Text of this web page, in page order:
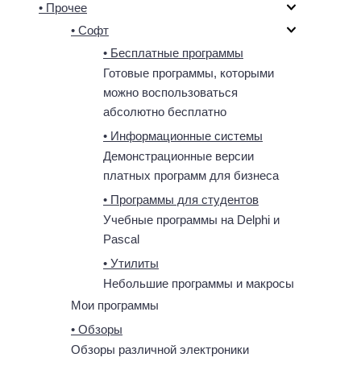
• Прочее
• Софт
• Бесплатные программы
Готовые программы, которыми
можно воспользоваться
абсолютно бесплатно
• Информационные системы
Демонстрационные версии
платных программ для бизнеса
• Программы для студентов
Учебные программы на Delphi и
Pascal
• Утилиты
Небольшие программы и макросы
Мои программы
• Обзоры
Обзоры различной электроники